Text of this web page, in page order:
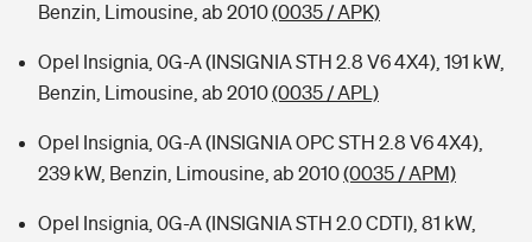
Benzin, Limousine, ab 2010(0035 / APK)
Opel Insignia, 0G-A (INSIGNIA STH 2.8 V6 4X4), 191 kW,
Benzin, Limousine, ab 2010(0035 / APL)
Opel Insignia, 0G-A (INSIGNIA OPC STH 2.8 V6 4X4),
239 kW, Benzin, Limousine, ab 2010(0035 / APM)
Opel Insignia, 0G-A (INSIGNIA STH 2.0 CDTI), 81 kW,